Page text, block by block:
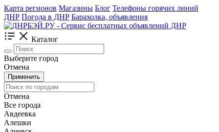
Карта регионов Магазины Блог Телефоны горячих линий
ДНР Погода в ДНР Барахолка, объявления
Каталог
Выберите город
Отмена
Применить
Отмена
Все города
Авдеевка
Алешки